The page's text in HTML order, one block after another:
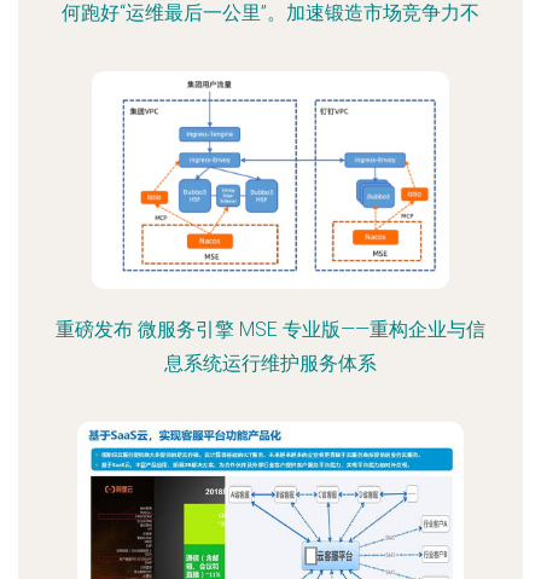
何跑好“运维最后一公里”。加速锻造市场竞争力不
重磅发布 微服务引擎 MSE 专业版——重构企业与信
息系统运行维护服务体系